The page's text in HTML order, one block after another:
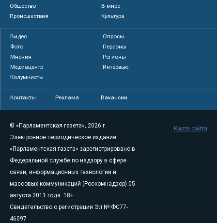
Общество
В мире
Происшествия
Культура
Видео
Опросы
Фото
Персоны
Мнения
Регионы
Медиацентр
Интервью
Колумнисты
Контакты Реклама Вакансии
© «Парламентская газета», 2026 г.
Электронное периодическое издание
«Парламентская газета» зарегистрировано в
Федеральной службе по надзору в сфере
связи, информационных технологий и
массовых коммуникаций (Роскомнадзор) 05
августа 2011 года. 18+
Свидетельство о регистрации Эл № ФС77-
46097
Карта сайта